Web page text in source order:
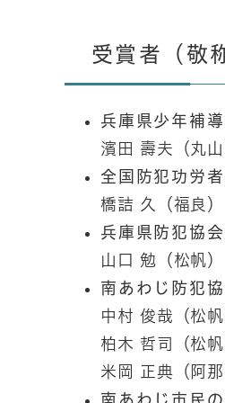
受賞者（敬
兵庫県少年補
濱田 壽夫（丸山
全国防犯功労
橋詰 久（福良）
兵庫県防犯協
山口 勉（松帆）
南あわじ防犯
中村 俊哉（松帆
柏木 哲司（松帆
米岡 正典（阿那
南あわじ市民